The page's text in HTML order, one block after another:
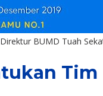
BUMD Tuah